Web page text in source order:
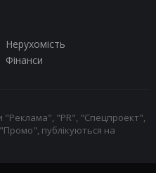
Нерухомість
Фінанси
"Реклама", "PR", "Спецпроект",
публікуються на